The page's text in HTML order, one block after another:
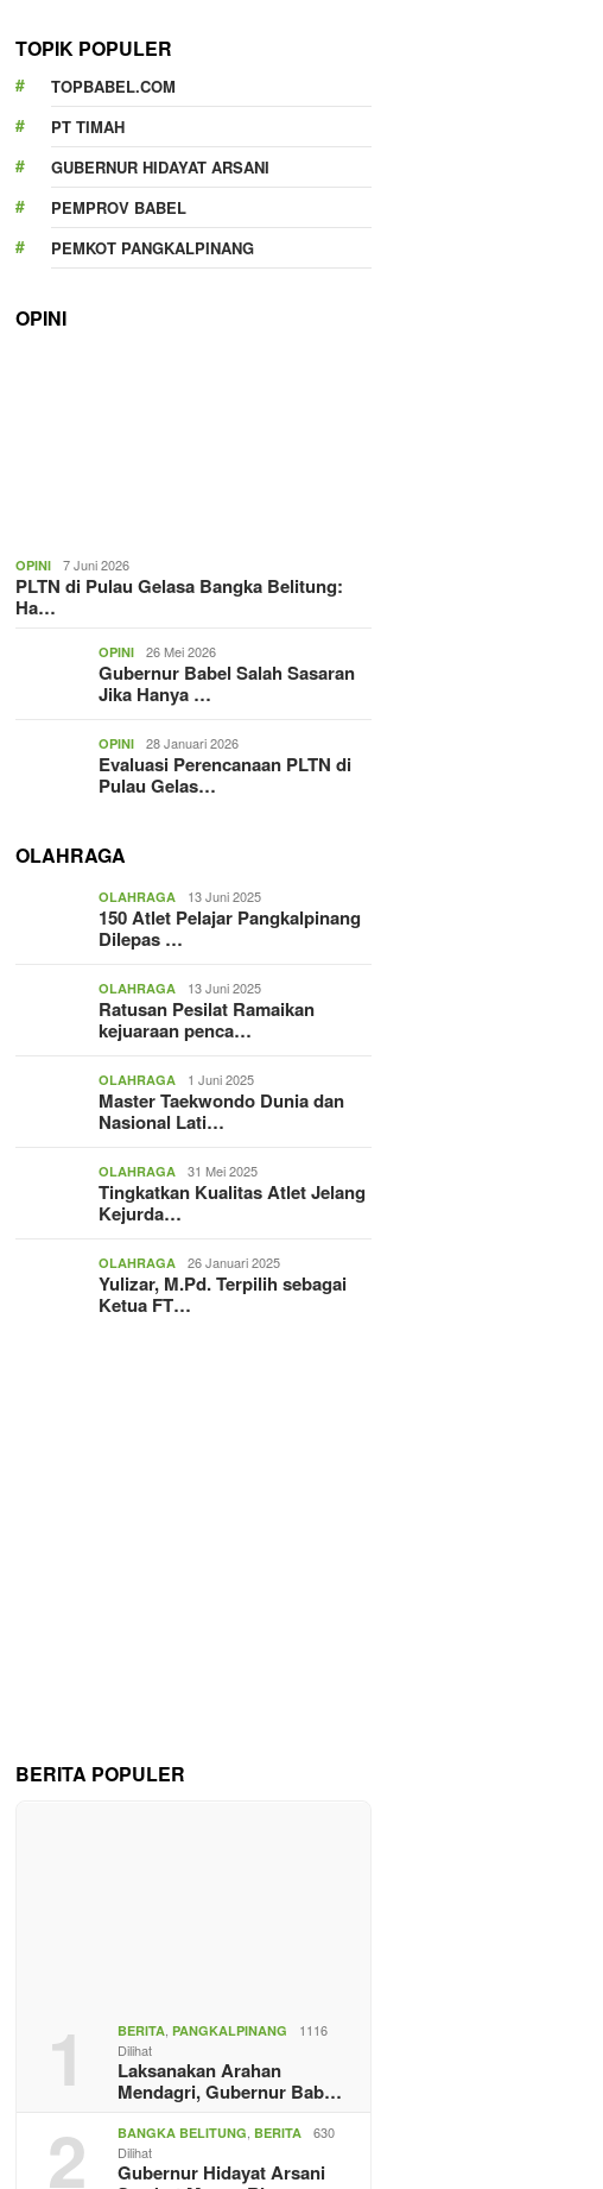
TOPIK POPULER
TOPBABEL.COM
PT TIMAH
GUBERNUR HIDAYAT ARSANI
PEMPROV BABEL
PEMKOT PANGKALPINANG
OPINI
OPINI 7 Juni 2026
PLTN di Pulau Gelasa Bangka Belitung:
Ha…
OPINI 26 Mei 2026
Gubernur Babel Salah Sasaran
Jika Hanya …
OPINI 28 Januari 2026
Evaluasi Perencanaan PLTN di
Pulau Gelas…
OLAHRAGA
OLAHRAGA 13 Juni 2025
150 Atlet Pelajar Pangkalpinang
Dilepas …
OLAHRAGA 13 Juni 2025
Ratusan Pesilat Ramaikan
kejuaraan penca…
OLAHRAGA 1 Juni 2025
Master Taekwondo Dunia dan
Nasional Lati…
OLAHRAGA 31 Mei 2025
Tingkatkan Kualitas Atlet Jelang
Kejurda…
OLAHRAGA 26 Januari 2025
Yulizar, M.Pd. Terpilih sebagai
Ketua FT…
BERITA POPULER
1 BERITA ,PANGKALPINANG
1116
Dilihat
Laksanakan Arahan
Mendagri, Gubernur Bab…
2 BANGKA BELITUNG BERITA
630
Dilihat
Gubernur Hidayat Arsani